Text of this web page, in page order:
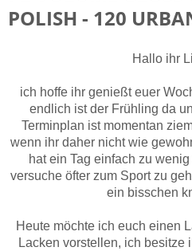
POLISH - 120
Hallo ihr
ich hoffe ihr genießt euer
endlich ist der Frühling da
Terminplan ist momentan
wenn ihr daher nicht wie
hat ein Tag einfach zu
versuche öfter zum Sport zu
ein bisschen
Heute möchte ich euch einen
Lacken vorstellen, ich besitze